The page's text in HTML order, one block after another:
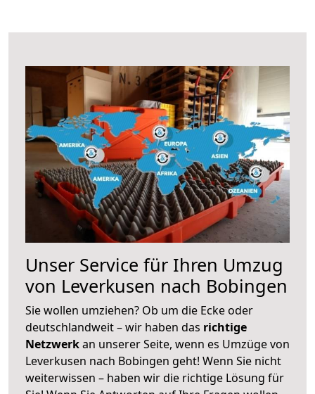
Unser Service für Ihren Umzug
von Leverkusen nach Bobingen
Sie wollen umziehen? Ob um die Ecke oder
deutschlandweit – wir haben das richtige
Netzwerkan unserer Seite, wenn es Umzüge von
Leverkusen nach Bobingen geht! Wenn Sie nicht
weiterwissen – haben wir die richtige Lösung für